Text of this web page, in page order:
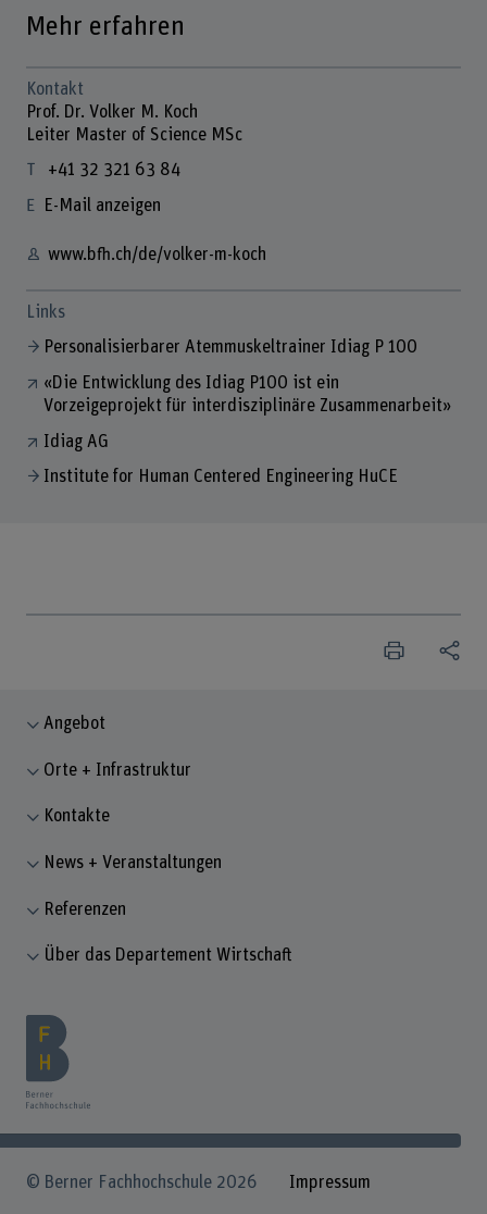
Mehr erfahren
Kontakt
Prof. Dr. Volker M. Koch
Leiter Master of Science MSc
+41 32 321 63 84
E-Mail anzeigen
www.bfh.ch/de/volker-m-koch
Links
Personalisierbarer Atemmuskeltrainer Idiag P 100
«Die Entwicklung des Idiag P100 ist ein
Vorzeigeprojekt für interdisziplinäre Zusammenarbeit»
Idiag AG
Institute for Human Centered Engineering HuCE
Angebot
Orte + Infrastruktur
Kontakte
News + Veranstaltungen
Referenzen
Über das Departement Wirtschaft
© Berner Fachhochschule 2026 Impressum